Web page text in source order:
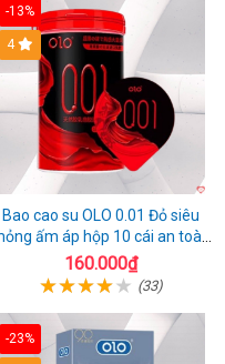
-13%
Hot
4
Bao cao su OLO 0.01 Đỏ siêu
ấm áp hộp 10 cái an toàn
kích thích
160.000₫
(33)
-23%